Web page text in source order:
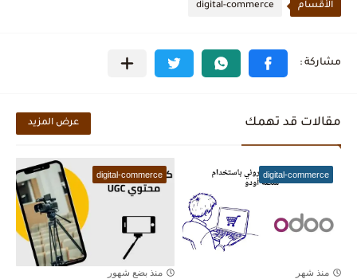
الأقسام digital-commerce
مقالات قد تهمك عرض المزيد
digital-commerce
منذ شهر
digital-commerce
منذ بضع شهور